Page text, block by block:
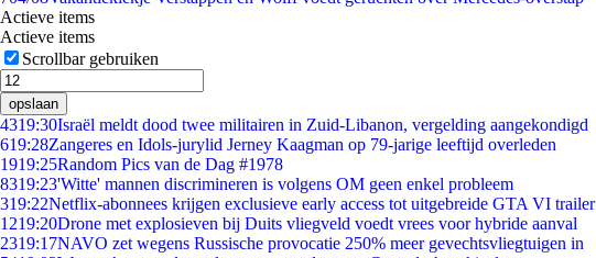
Actieve items
Actieve items
Scrollbar gebruiken
opslaan
4319:30Israël meldt dood twee militairen in Zuid-Libanon, vergelding aangekondigd
619:28Zangeres en Idols-jurylid Jerney Kaagman op 79-jarige leeftijd overleden
1919:25Random Pics van de Dag #1978
8319:23'Witte' mannen discrimineren is volgens OM geen enkel probleem
319:22Netflix-abonnees krijgen exclusieve early access tot uitgebreide GTA VI trailer
1219:20Drone met explosieven bij Duits vliegveld voedt vrees voor hybride aanval
2319:17NAVO zet wegens Russische provocatie 250% meer gevechtsvliegtuigen in